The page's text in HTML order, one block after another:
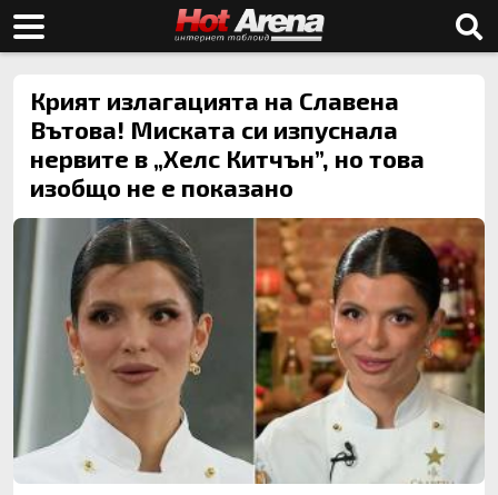
Крият излагацията на Славена
Вътова! Миската си изпуснала
нервите в „Хелс Китчън”, но това
изобщо не е показано